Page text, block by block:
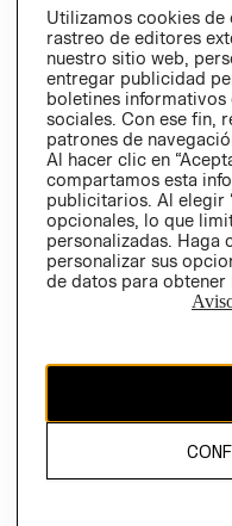
Chile ($)
El contenido de esta
Utilizamos cookies
rastreo de editores
nuestro sitio web,
entregar publicidad
boletines informativos
sociales. Con ese fin,
patrones de
Al hacer clic en
compartamos esta
publicitarios. Al elegir
opcionales, lo que
personalizadas. Haga
personalizar sus
de datos para obtener